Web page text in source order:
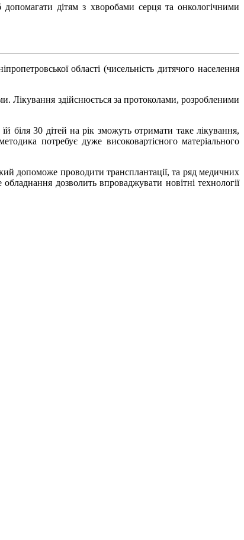
дітям з хворобами серця та онкологічними
області (чисельність дитячого населення
Лікування здійснюється за протоколами, розробленими
біля 30 дітей на рік зможуть отримати таке лікування,
потребує дуже високовартісного матеріального
допоможе проводити трансплантації, та ряд медичних
дозволить впроваджувати новітні технології